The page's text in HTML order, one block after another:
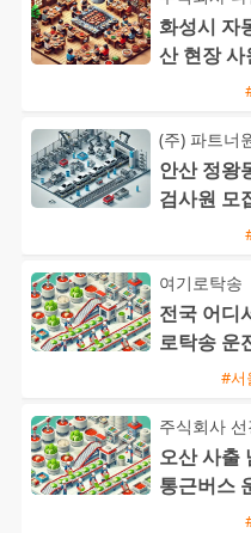
화성시 자
산 현장 사
(주) 파트너
안산 정왕
검사원 모
여기로탁송
전국 어디
로탁송 운
#서
주식회사
오산 사출
통근버스